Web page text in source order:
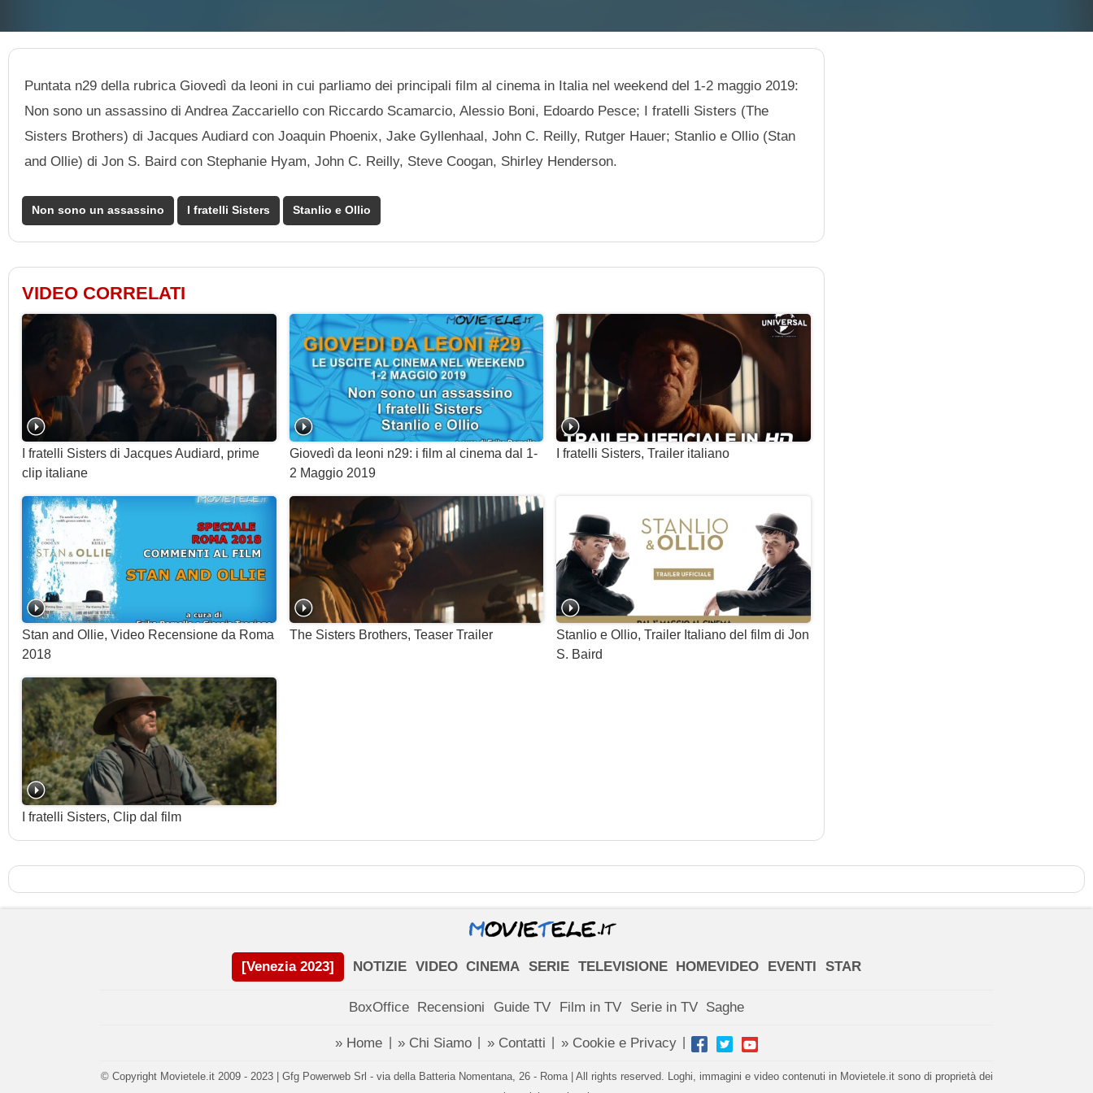
Puntata n29 della rubrica Giovedì da leoni in cui parliamo dei principali film al cinema in Italia nel weekend del 1-2 maggio 2019:
Non sono un assassino di Andrea Zaccariello con Riccardo Scamarcio, Alessio Boni, Edoardo Pesce; I fratelli Sisters (The
Sisters Brothers) di Jacques Audiard con Joaquin Phoenix, Jake Gyllenhaal, John C. Reilly, Rutger Hauer; Stanlio e Ollio (Stan
and Ollie) di Jon S. Baird con Stephanie Hyam, John C. Reilly, Steve Coogan, Shirley Henderson.
Non sono un assassino I fratelli Sisters Stanlio e Ollio
VIDEO CORRELATI
I fratelli Sisters di Jacques Audiard, prime
clip italiane
Giovedì da leoni n29: i film al cinema dal 1-
2 Maggio 2019
I fratelli Sisters, Trailer italiano
Stan and Ollie, Video Recensione da Roma
2018
The Sisters Brothers, Teaser Trailer
Stanlio e Ollio, Trailer Italiano del film di Jon
S. Baird
I fratelli Sisters, Clip dal film
[Venezia 2023] NOTIZIE VIDEO CINEMA SERIE TELEVISIONE HOMEVIDEO EVENTI STAR
BoxOffice Recensioni Guide TV Film in TV Serie in TV Saghe
» Home » Chi Siamo » Contatti » Cookie e Privacy
© Copyright Movietele.it 2009 - 2023 | Gfg Powerweb Srl - via della Batteria Nomentana, 26 - Roma | All rights reserved. Loghi, immagini e video contenuti in Movietele.it sono di proprietà dei